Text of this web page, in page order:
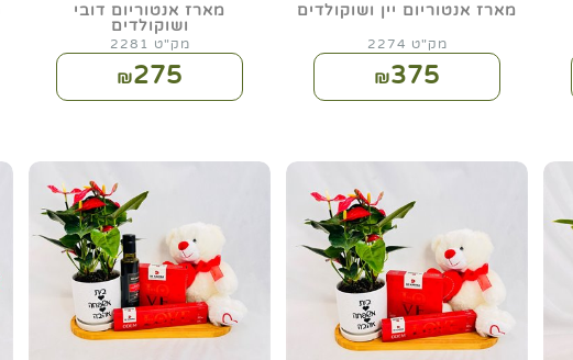
מארז אנטוריום יין ושוקולדים
מק"ט 2274
₪375
מארז אנטוריום דובי
ושוקולדים
מק"ט 2281
₪275